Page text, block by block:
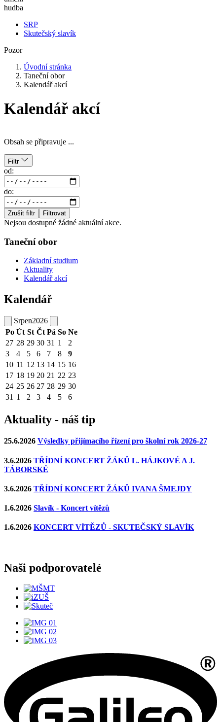
hudba
SRP
Skutečský slavík
Pozor
Úvodní stránka
Taneční obor
Kalendář akcí
Kalendář akcí
Obsah se připravuje ...
Filtr
od:
do:
Zrušit filtr Filtrovat
Nejsou dostupné žádné aktuální akce.
Taneční obor
Základní studium
Aktuality
Kalendář akcí
Kalendář
Srpen2026
Po Út St Čt Pá So Ne
27 28 29 30 31 1
2
3
4 5 6 7 8
9
10 11 12 13 14 15 16
17 18 19 20 21 22 23
24 25 26 27 28 29 30
31 1 2 3 4 5 6
Aktuality - náš tip
25.6.2026 Výsledky přijímacího řízení pro školní rok 2026-27
3.6.2026 TŘÍDNÍ KONCERT ŽÁKŮ L. HÁJKOVÉ A J.
TÁBORSKÉ
3.6.2026 TŘÍDNÍ KONCERT ŽÁKŮ IVANA ŠMEJDY
1.6.2026 Slavík - Koncert vítězů
1.6.2026 KONCERT VÍTĚZŮ - SKUTEČSKÝ SLAVÍK
Naši podporovatelé